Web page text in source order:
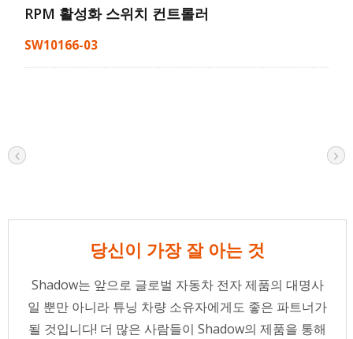
RPM 활성화 스위치 컨트롤러
SW10166-03
당신이 가장 잘 아는 것
Shadow는 앞으로 글로벌 자동차 전자 제품의 대명사
일 뿐만 아니라 튜닝 차량 소유자에게도 좋은 파트너가
될 것입니다! 더 많은 사람들이 Shadow의 제품을 통해